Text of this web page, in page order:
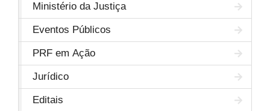
Ministério da Justiça
Eventos Públicos
PRF em Ação
Jurídico
Editais